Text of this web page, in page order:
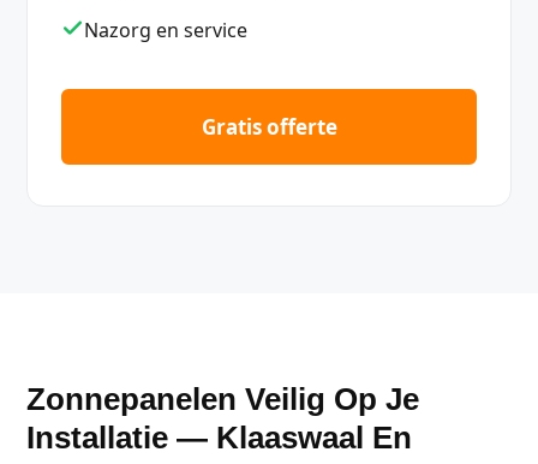
Nazorg en service
Gratis offerte
Zonnepanelen Veilig Op Je
Installatie — Klaaswaal En